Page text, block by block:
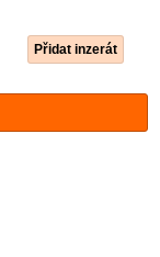
Přidat inzerát